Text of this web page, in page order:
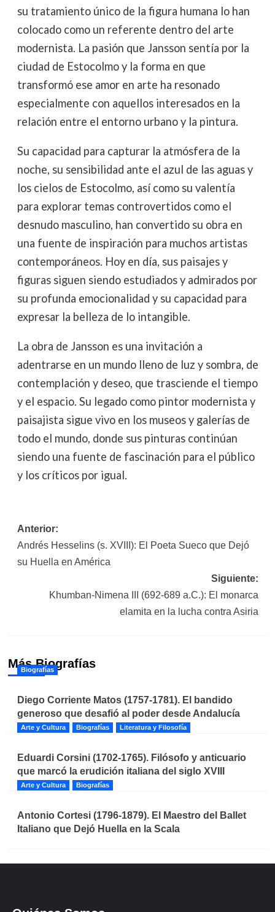
su tratamiento único de la figura humana lo han
colocado como un referente dentro del arte
modernista. La pasión que Jansson sentía por la
ciudad de Estocolmo y la forma en que
transformó ese amor en arte ha resonado
especialmente con aquellos interesados en la
relación entre el entorno urbano y la pintura.
Su capacidad para capturar la atmósfera de la
noche, su sensibilidad ante el azul de las aguas y
los cielos de Estocolmo, así como su valentía
para explorar temas controvertidos como el
desnudo masculino, han convertido su obra en
una fuente de inspiración para muchos artistas
contemporáneos. Hoy en día, sus paisajes y
figuras siguen siendo estudiados y admirados por
su profunda emocionalidad y su capacidad para
expresar la belleza de lo intangible.
La obra de Jansson es una invitación a
adentrarse en un mundo lleno de luz y sombra, de
contemplación y deseo, que trasciende el tiempo
y el espacio. Su legado como pintor modernista y
paisajista sigue vivo en los museos y galerías de
todo el mundo, donde sus pinturas continúan
siendo una fuente de fascinación para el público
y los críticos por igual.
Navegación
de
Anterior:
Andrés Hesselins (s. XVIII): El Poeta Sueco que Dejó
su Huella en América
Siguiente:
Khumban-Nimena III (692-689 a.C.): El monarca
elamita en la lucha contra Asiria
Más Biografías
Biografías
Diego Corriente Matos (1757-1781). El bandido
generoso que desafió al poder desde Andalucía
Arte y Cultura Biografías Literatura y Filosofía
Eduardi Corsini (1702-1765). Filósofo y anticuario
que marcó la erudición italiana del siglo XVIII
Arte y Cultura Biografías
Antonio Cortesi (1796-1879). El Maestro del Ballet
Italiano que Dejó Huella en la Scala